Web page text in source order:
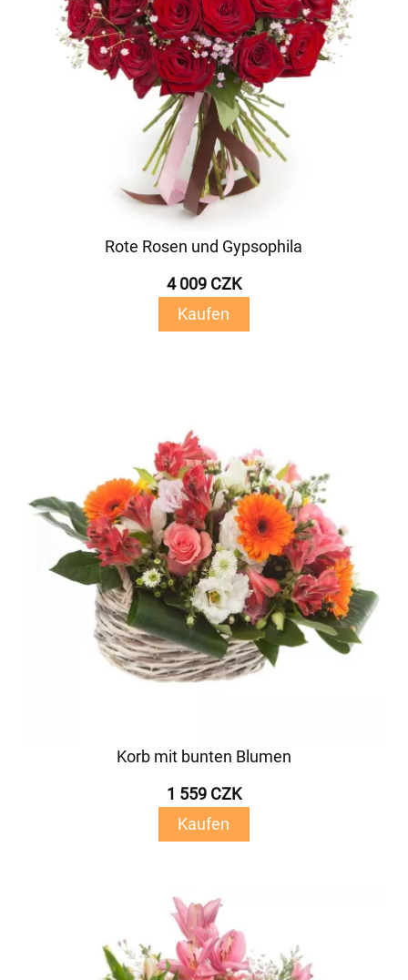
Rote Rosen und Gypsophila
4 009 CZK
Kaufen
Korb mit bunten Blumen
1 559 CZK
Kaufen